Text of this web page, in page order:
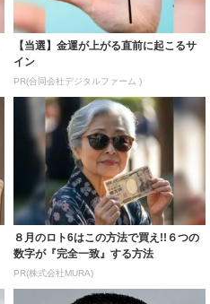
【当選】金運が上がる直前に起こるサ
イン
PR(合同会社デジタルファーム )
８月のロト6はこの方法で買え!!６つの
数字が『完全一致』する方法
PR(株式会社MURA)